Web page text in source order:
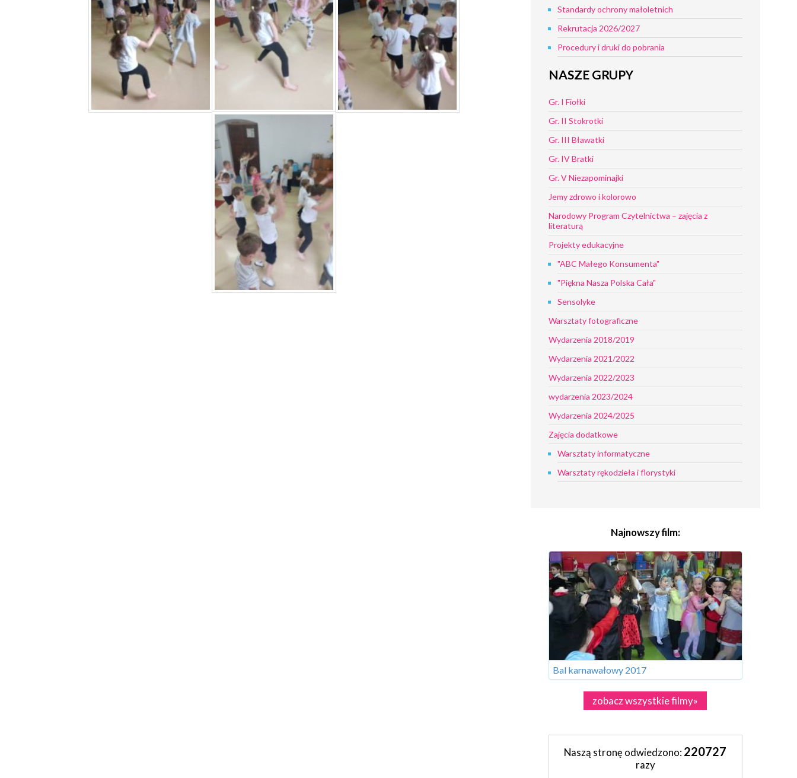
Standardy ochrony małoletnich
Rekrutacja 2026/2027
Procedury i druki do pobrania
NASZE GRUPY
Gr. I Fiołki
Gr. II Stokrotki
Gr. III Bławatki
Gr. IV Bratki
Gr. V Niezapominajki
Jemy zdrowo i kolorowo
Narodowy Program Czytelnictwa – zajęcia z
literaturą
Projekty edukacyjne
"ABC Małego Konsumenta"
"Piękna Nasza Polska Cała"
Sensolyke
Warsztaty fotograficzne
Wydarzenia 2018/2019
Wydarzenia 2021/2022
Wydarzenia 2022/2023
wydarzenia 2023/2024
Wydarzenia 2024/2025
Zajęcia dodatkowe
Warsztaty informatyczne
Warsztaty rękodzieła i florystyki
Najnowszy film:
Bal karnawałowy 2017
zobacz wszystkie filmy»
Naszą stronę odwiedzono: 220727
razy